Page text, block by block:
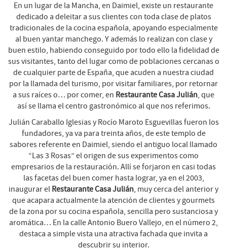
En un lugar de la Mancha, en Daimiel, existe un restaurante
dedicado a deleitar a sus clientes con toda clase de platos
tradicionales de la cocina española, apoyando especialmente
al buen yantar manchego. Y además lo realizan con clase y
buen estilo, habiendo conseguido por todo ello la fidelidad de
sus visitantes, tanto del lugar como de poblaciones cercanas o
de cualquier parte de España, que acuden a nuestra ciudad
por la llamada del turismo, por visitar familiares, por retornar
a sus raíces o… por comer, en Restaurante Casa Julián, que
así se llama el centro gastronómico al que nos referimos.
Julián Caraballo Iglesias y Rocío Maroto Esguevillas fueron los
fundadores, ya va para treinta años, de este templo de
sabores referente en Daimiel, siendo el antiguo local llamado
“Las 3 Rosas” el origen de sus experimentos como
empresarios de la restauración. Allí se forjaron en casi todas
las facetas del buen comer hasta lograr, ya en el 2003,
inaugurar el Restaurante Casa Julián, muy cerca del anterior y
que acapara actualmente la atención de clientes y gourmets
de la zona por su cocina española, sencilla pero sustanciosa y
aromática… En la calle Antonio Buero Vallejo, en el número 2,
destaca a simple vista una atractiva fachada que invita a
descubrir su interior.